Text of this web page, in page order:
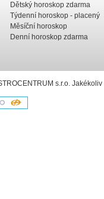
Dětský horoskop zdarma
Týdenní horoskop - placený
Měsíční horoskop
Denní horoskop zdarma
s.r.o.